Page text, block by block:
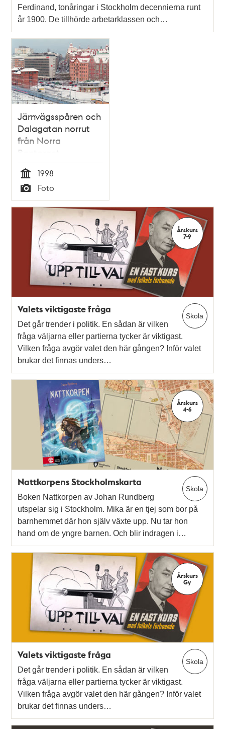
Ferdinand, tonåringar i Stockholm decennierna runt
år 1900. De tillhörde arbetarklassen och…
Järnvägsspåren och
Dalagatan norrut
från Norra
Bantorget
Tid
1998
Typ
Foto
Årskurs
7-9
Skola
Valets viktigaste fråga
Det går trender i politik. En sådan är vilken
fråga väljarna eller partierna tycker är viktigast.
Vilken fråga avgör valet den här gången? Inför valet
brukar det finnas unders…
Årskurs
4-6
Skola
Nattkorpens Stockholmskarta
Boken Nattkorpen av Johan Rundberg
utspelar sig i Stockholm. Mika är en tjej som bor på
barnhemmet där hon själv växte upp. Nu tar hon
hand om de yngre barnen. Och blir indragen i…
Årskurs
Gy
Skola
Valets viktigaste fråga
Det går trender i politik. En sådan är vilken
fråga väljarna eller partierna tycker är viktigast.
Vilken fråga avgör valet den här gången? Inför valet
brukar det finnas unders…